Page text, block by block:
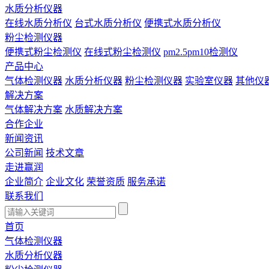
水质分析仪器
在线水质分析仪 台式水质分析仪 便携式水质分析仪
粉尘检测仪器
便携式粉尘检测仪 在线式粉尘检测仪 pm2.5pm10检测仪
产品中心
气体检测仪器 水质分析仪器 粉尘检测仪器 实验室仪器 其他仪
解决方案
气体解决方案 水质解决方案
合作企业
新闻资讯
公司新闻 技术文章
走进赢润
企业简介 企业文化 荣誉资质 服务承诺
联系我们
首页
气体检测仪器
水质分析仪器